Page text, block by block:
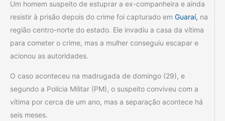
Um homem suspeito de estuprar a ex-companheira e ainda
resistir à prisão depois do crime foi capturado em Guaraí, na
região centro-norte do estado. Ele invadiu a casa da vítima
para cometer o crime, mas a mulher conseguiu escapar e
acionou as autoridades.
O caso aconteceu na madrugada de domingo (29), e
segundo a Polícia Militar (PM), o suspeito conviveu com a
vítima por cerca de um ano, mas a separação acontece há
seis meses.